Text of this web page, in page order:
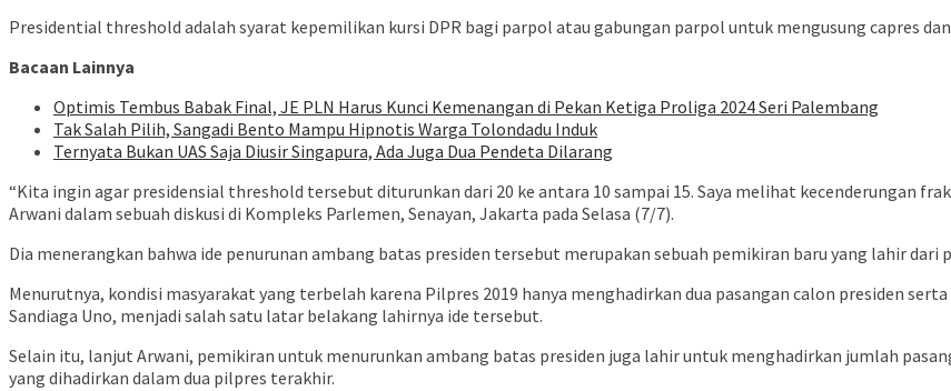
Presidential threshold adalah syarat kepemilikan kursi DPR bagi parpol atau gabungan parpol untuk mengusung capres dan
Bacaan Lainnya
Optimis Tembus Babak Final, JE PLN Harus Kunci Kemenangan di Pekan Ketiga Proliga 2024 Seri Palembang
Tak Salah Pilih, Sangadi Bento Mampu Hipnotis Warga Tolondadu Induk
Ternyata Bukan UAS Saja Diusir Singapura, Ada Juga Dua Pendeta Dilarang
“Kita ingin agar presidensial threshold tersebut diturunkan dari 20 ke antara 10 sampai 15. Saya melihat kecenderungan
Arwani dalam sebuah diskusi di Kompleks Parlemen, Senayan, Jakarta pada Selasa (7/7).
Dia menerangkan bahwa ide penurunan ambang batas presiden tersebut merupakan sebuah pemikiran baru yang lahir
Menurutnya, kondisi masyarakat yang terbelah karena Pilpres 2019 hanya menghadirkan dua pasangan calon presiden
Sandiaga Uno, menjadi salah satu latar belakang lahirnya ide tersebut.
Selain itu, lanjut Arwani, pemikiran untuk menurunkan ambang batas presiden juga lahir untuk menghadirkan jumlah
yang dihadirkan dalam dua pilpres terakhir.